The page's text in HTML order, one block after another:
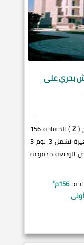
بحري على
(
Z
) المساحة 156
بحري و غربي تطل على حديقة صغيرة تشمل 3 نوم 3
الوديعة مدفوعة
156م²